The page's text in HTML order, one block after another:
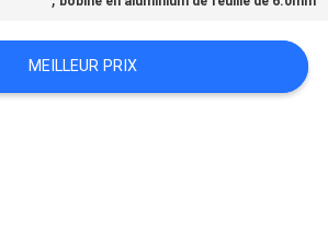
MEILLEUR PRIX